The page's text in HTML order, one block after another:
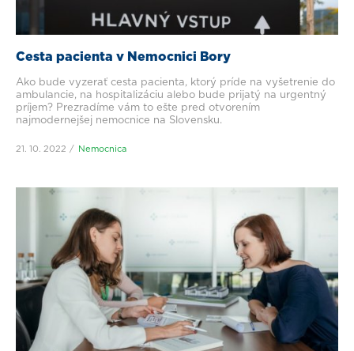
Cesta pacienta v Nemocnici Bory
Ako bude vyzerať cesta pacienta, ktorý príde na vyšetrenie do
ambulancie, na hospitalizáciu alebo bude prijatý na urgentný
príjem? Prezradíme vám to ešte pred otvorením
najmodernejšej nemocnice na Slovensku.
21. 10. 2022 Nemocnica